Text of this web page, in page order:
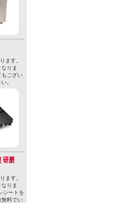
ます。
りま
もござい
。
研磨
ます。
りま
シートを
無料でい